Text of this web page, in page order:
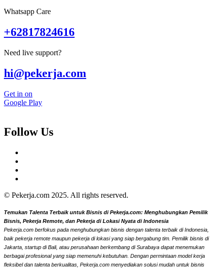
Whatsapp Care
+62817824616
Need live support?
hi@pekerja.com
Get in on
Google Play
Follow Us
© Pekerja.com 2025. All rights reserved.
Temukan Talenta Terbaik untuk Bisnis di Pekerja.com: Menghubungkan Pemilik
Bisnis, Pekerja Remote, dan Pekerja di Lokasi Nyata di Indonesia
Pekerja.com berfokus pada menghubungkan bisnis dengan talenta terbaik di Indonesia,
baik pekerja remote maupun pekerja di lokasi yang siap bergabung tim. Pemilik bisnis di
Jakarta, startup di Bali, atau perusahaan berkembang di Surabaya dapat menemukan
berbagai profesional yang siap memenuhi kebutuhan. Dengan permintaan model kerja
fleksibel dan talenta berkualitas, Pekerja.com menyediakan solusi mudah untuk bisnis